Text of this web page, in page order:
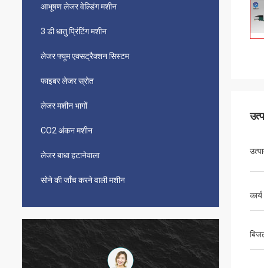
आभूषण लेजर वेल्डिंग मशीन
3 डी धातु प्रिंटिंग मशीन
लेजर फ्यूम एक्सट्रैक्शन सिस्टम
फाइबर लेजर स्रोत
लेजर मशीन भागों
CO2 अंकन मशीन
लेजर बाधा हटानेवाला
सोने की जाँच करने वाली मशीन